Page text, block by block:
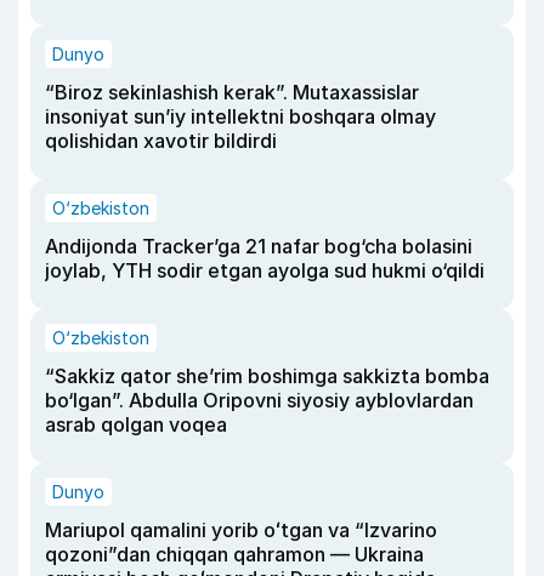
Dunyo
“Biroz sekinlashish kerak”. Mutaxassislar
insoniyat sun’iy intellektni boshqara olmay
qolishidan xavotir bildirdi
O‘zbekiston
Andijonda Tracker’ga 21 nafar bog‘cha bolasini
joylab, YTH sodir etgan ayolga sud hukmi o‘qildi
O‘zbekiston
“Sakkiz qator she’rim boshimga sakkizta bomba
bo‘lgan”. Abdulla Oripovni siyosiy ayblovlardan
asrab qolgan voqea
Dunyo
Mariupol qamalini yorib oʻtgan va “Izvarino
qozoni”dan chiqqan qahramon — Ukraina